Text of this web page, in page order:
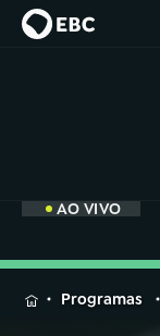
AO VIVO
MENUProgramas